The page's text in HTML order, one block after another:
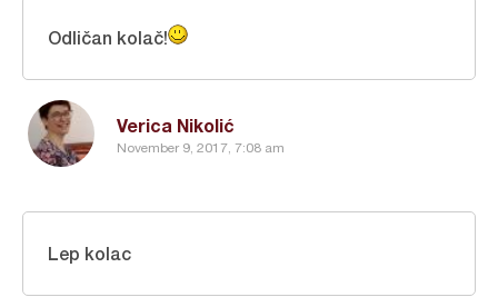
Verica Nikolić
November 9, 2017, 7:08 am
Odličan kolač!
Lep kolac